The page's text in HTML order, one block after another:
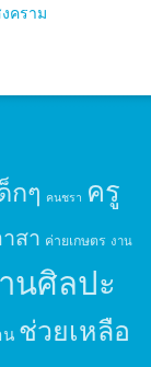
คราม
กๆ คนชรา ครู
สา ค่ายเกษตร งาน
นศิลปะ
น ช่วยเหลือ